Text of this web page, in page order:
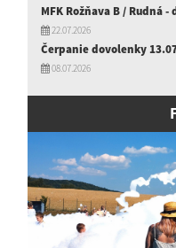
MFK Rožňava B / Rudná -
22.07.2026
Čerpanie dovolenky
08.07.2026